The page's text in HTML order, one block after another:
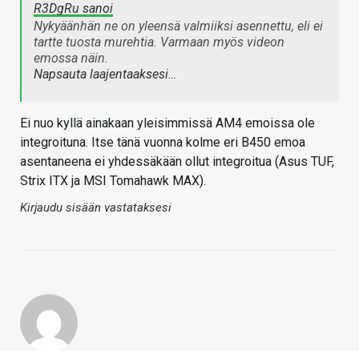
R3DgRu sanoi
Nykyäänhän ne on yleensä valmiiksi asennettu, eli ei
tartte tuosta murehtia. Varmaan myös videon
emossa näin.
Napsauta laajentaaksesi…
Ei nuo kyllä ainakaan yleisimmissä AM4 emoissa ole
integroituna. Itse tänä vuonna kolme eri B450 emoa
asentaneena ei yhdessäkään ollut integroitua (Asus TUF,
Strix ITX ja MSI Tomahawk MAX).
Kirjaudu sisään vastataksesi